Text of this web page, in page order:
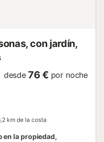
con jardín,
desde 76 € por noche
km de la costa
en la propiedad,